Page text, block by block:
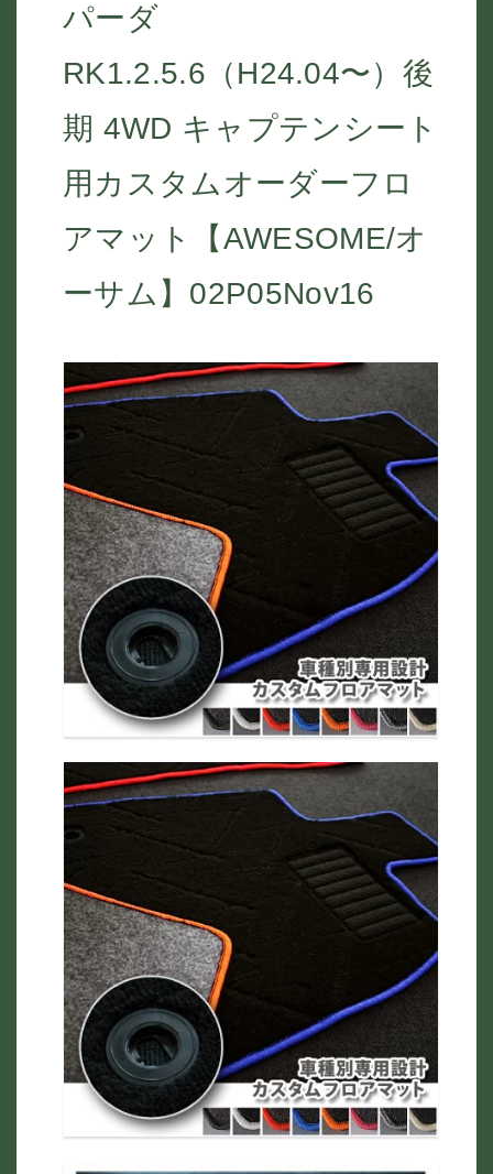
パーダ
RK1.2.5.6（H24.04〜）後
期 4WD キャプテンシート
用カスタムオーダーフロ
アマット【AWESOME/オ
ーサム】02P05Nov16